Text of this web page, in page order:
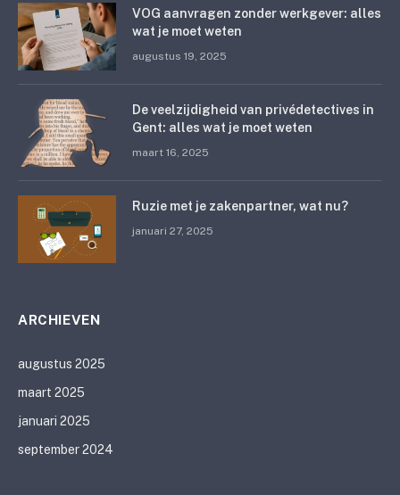
VOG aanvragen zonder werkgever: alles
wat je moet weten
augustus 19, 2025
De veelzijdigheid van privédetectives in
Gent: alles wat je moet weten
maart 16, 2025
Ruzie met je zakenpartner, wat nu?
januari 27, 2025
ARCHIEVEN
augustus 2025
maart 2025
januari 2025
september 2024